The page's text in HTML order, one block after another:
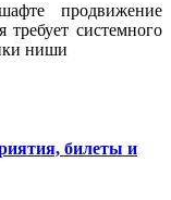
продвижение
требует системного
ниши
билеты и